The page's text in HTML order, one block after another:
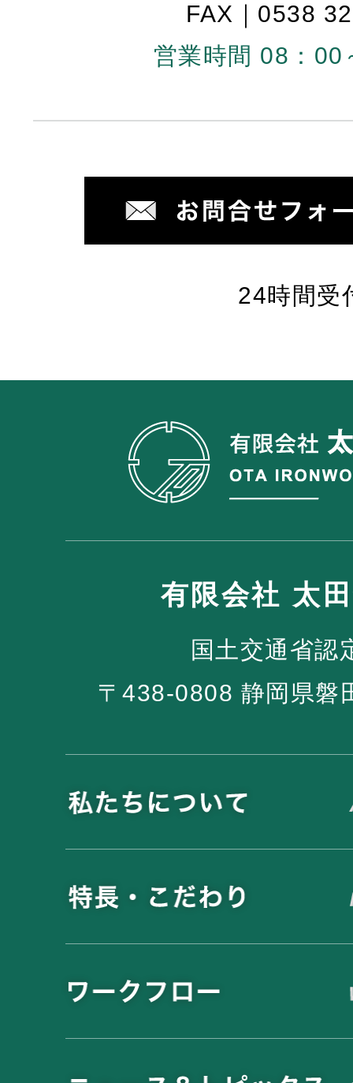
FAX｜0538
営業時間 08：00
24時間受
有限会社 太
国土交通省認
〒438-0808 静岡県磐